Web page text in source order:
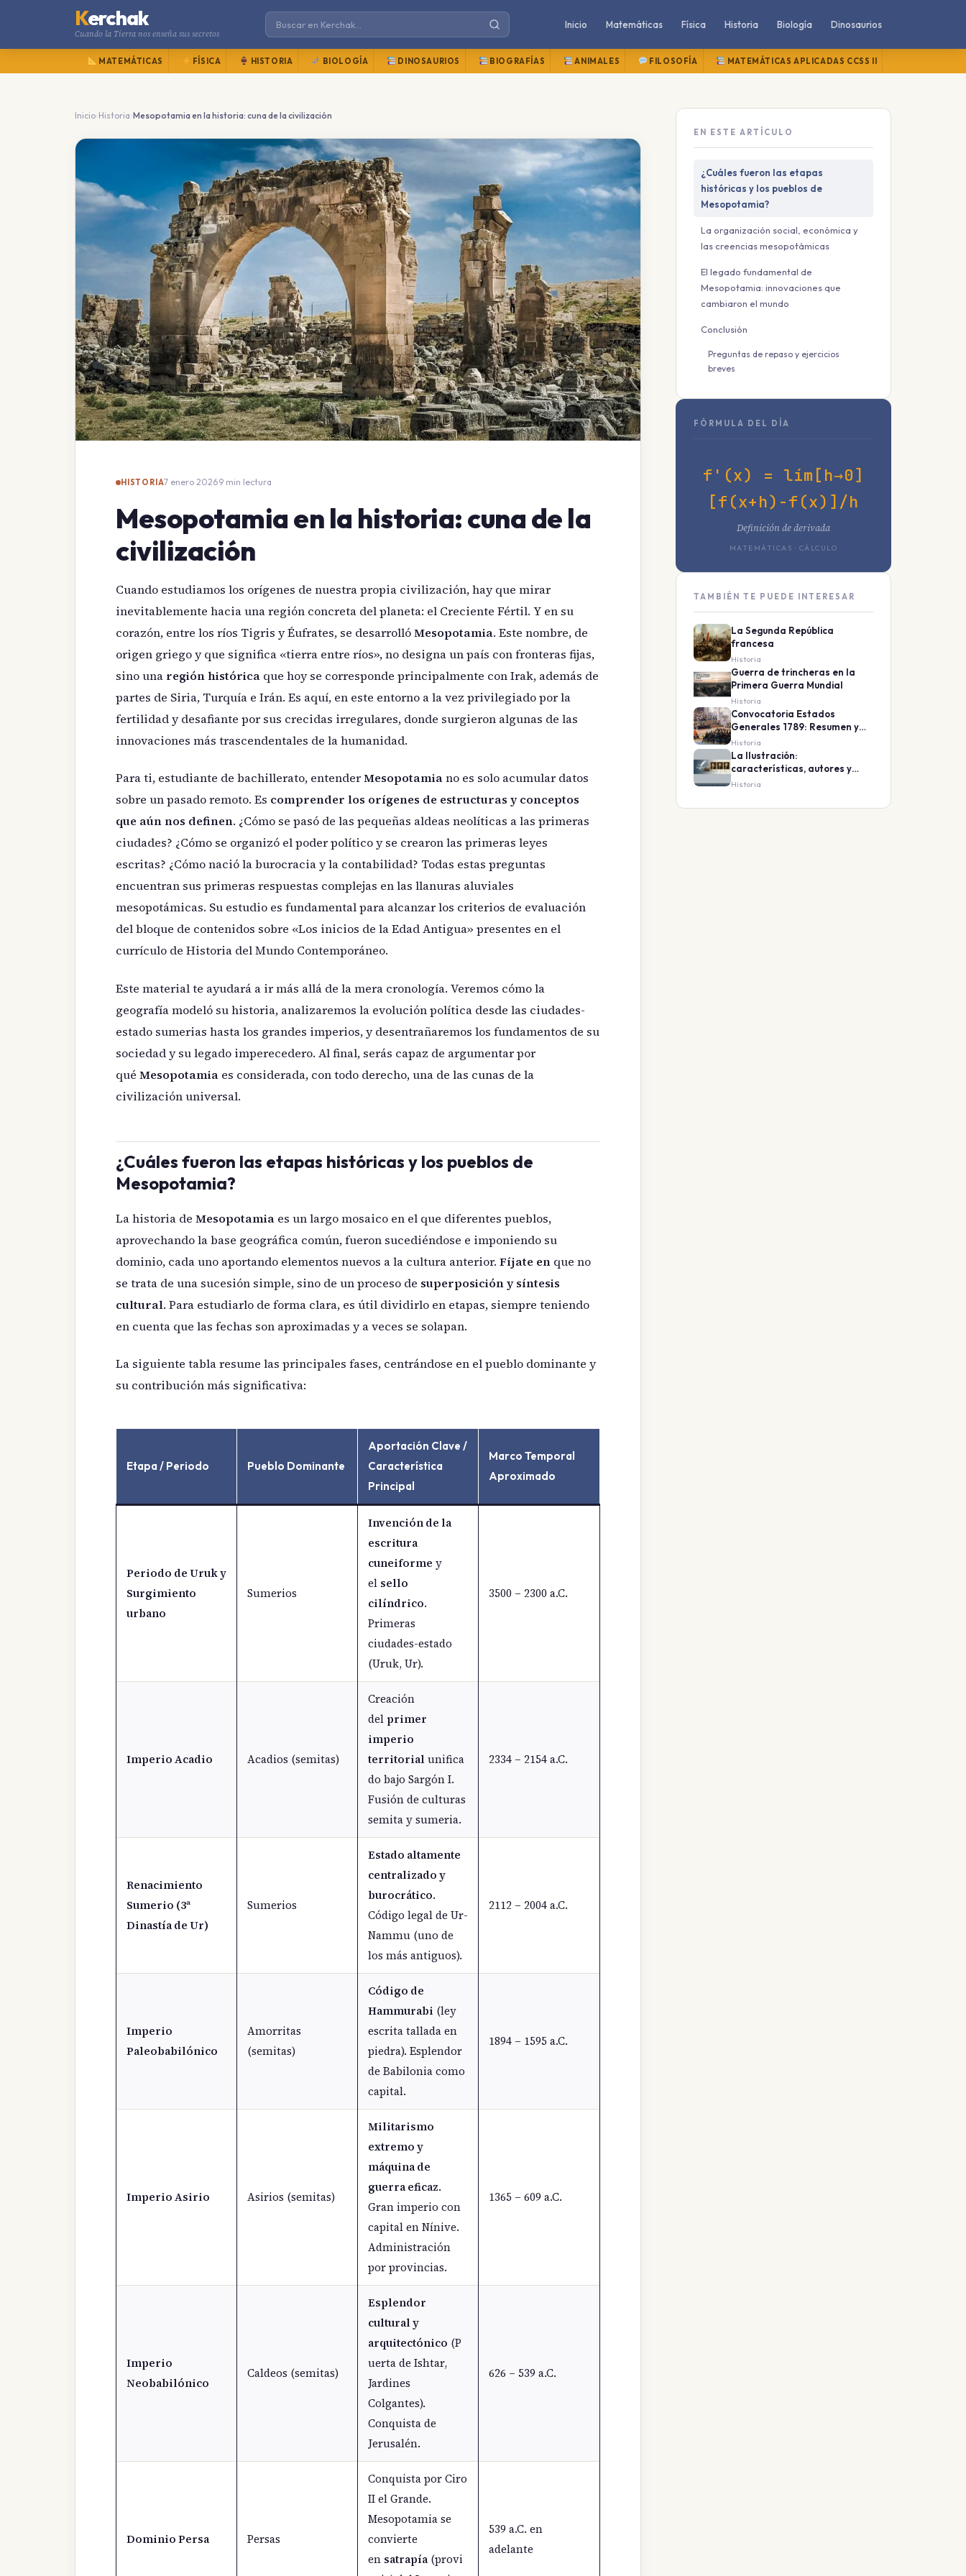
Kerchak
Cuando la Tierra nos enseña sus secretos
Inicio Matemáticas Física Historia Biología Dinosaurios
MATEMÁTICAS FÍSICA HISTORIA BIOLOGÍA DINOSAURIOS BIOGRAFÍAS ANIMALES FILOSOFÍA MATEMÁTICAS APLICADAS CCSS II
Inicio›Historia ›Mesopotamia en la historia: cuna de la civilización
HISTORIA7 enero 2026·9 min lectura
Mesopotamia en la historia: cuna de la
civilización
Cuando estudiamos los orígenes de nuestra propia civilización, hay que mirar
inevitablemente hacia una región concreta del planeta: el Creciente Fértil. Y en su
corazón, entre los ríos Tigris y Éufrates, se desarrollóMesopotamia. Este nombre, de
origen griego y que significa «tierra entre ríos», no designa un país con fronteras fijas,
sino una región histórica que hoy se corresponde principalmente con Irak, además de
partes de Siria, Turquía e Irán. Es aquí, en este entorno a la vez privilegiado por la
fertilidad y desafiante por sus crecidas irregulares, donde surgieron algunas de las
innovaciones más trascendentales de la humanidad.
Para ti, estudiante de bachillerato, entenderMesopotamiano es solo acumular datos
sobre un pasado remoto. Es comprender los orígenes de estructuras y conceptos
que aún nos definen. ¿Cómo se pasó de las pequeñas aldeas neolíticas a las primeras
ciudades? ¿Cómo se organizó el poder político y se crearon las primeras leyes
escritas? ¿Cómo nació la burocracia y la contabilidad? Todas estas preguntas
encuentran sus primeras respuestas complejas en las llanuras aluviales
mesopotámicas. Su estudio es fundamental para alcanzar los criterios de evaluación
del bloque de contenidos sobre «Los inicios de la Edad Antigua» presentes en el
currículo de Historia del Mundo Contemporáneo.
Este material te ayudará a ir más allá de la mera cronología. Veremos cómo la
geografía modeló su historia, analizaremos la evolución política desde las ciudades-
estado sumerias hasta los grandes imperios, y desentrañaremos los fundamentos de su
sociedad y su legado imperecedero. Al final, serás capaz de argumentar por
qué Mesopotamia es considerada, con todo derecho, una de las cunas de la
civilización universal.
¿Cuáles fueron las etapas históricas y los pueblos de
Mesopotamia?
La historia de Mesopotamia es un largo mosaico en el que diferentes pueblos,
aprovechando la base geográfica común, fueron sucediéndose e imponiendo su
dominio, cada uno aportando elementos nuevos a la cultura anterior. Fíjate en que no
se trata de una sucesión simple, sino de un proceso de superposición y síntesis
cultural. Para estudiarlo de forma clara, es útil dividirlo en etapas, siempre teniendo
en cuenta que las fechas son aproximadas y a veces se solapan.
La siguiente tabla resume las principales fases, centrándose en el pueblo dominante y
su contribución más significativa:
Etapa / Periodo Pueblo Dominante
Aportación Clave /
Característica
Principal
Marco Temporal
Aproximado
Periodo de Uruk y
Surgimiento
urbano
Sumerios
Invención de la
escritura
cuneiforme y
el sello
cilíndrico.
Primeras
ciudades-estado
(Uruk, Ur).
3500 – 2300 a.C.
Imperio Acadio Acadios (semitas)
Creación
del primer
imperio
territorial unifica
do bajo Sargón I.
Fusión de culturas
semita y sumeria.
2334 – 2154 a.C.
Renacimiento
Sumerio (3ª
Dinastía de Ur)
Sumerios
Estado altamente
centralizado y
burocrático.
Código legal de Ur-
Nammu (uno de
los más antiguos).
2112 – 2004 a.C.
Imperio
Paleobabilónico
Amorritas
(semitas)
Código de
Hammurabi (ley
escrita tallada en
piedra). Esplendor
de Babilonia como
capital.
1894 – 1595 a.C.
Imperio Asirio Asirios (semitas)
Militarismo
extremo y
máquina de
guerra eficaz.
Gran imperio con
capital en Nínive.
Administración
por provincias.
1365 – 609 a.C.
Imperio
Neobabilónico
Caldeos (semitas)
Esplendor
cultural y
arquitectónico (P
uerta de Ishtar,
Jardines
Colgantes).
Conquista de
Jerusalén.
626 – 539 a.C.
Dominio Persa Persas
Conquista por Ciro
II el Grande.
Mesopotamia se
convierte
en satrapía(provi
539 a.C. en
adelante
EN ESTE ARTÍCULO
¿Cuáles fueron las etapas
históricas y los pueblos de
Mesopotamia?
La organización social, económica y
las creencias mesopotámicas
El legado fundamental de
Mesopotamia: innovaciones que
cambiaron el mundo
Conclusión
Preguntas de repaso y ejercicios
breves
FÓRMULA DEL DÍA
f'(x) = lím[h→0]
[f(x+h)-f(x)]/h
Definición de derivada
MATEMÁTICAS · CÁLCULO
TAMBIÉN TE PUEDE INTERESAR
La Segunda República
francesa
Historia
Guerra de trincheras en la
Primera Guerra Mundial
Historia
Convocatoria Estados
Generales 1789: Resumen y
causas
Historia
La Ilustración:
características, autores y
contexto histórico
Historia